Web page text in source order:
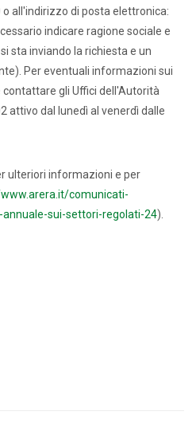
o all'indirizzo di posta elettronica:
indicare ragione sociale e
sta inviando la richiesta e un
Per eventuali informazioni sui
gli Uffici dell'Autorità
attivo dal lunedì al venerdì dalle
ulteriori informazioni e per
comunicati-
sui-settori-regolati-24).